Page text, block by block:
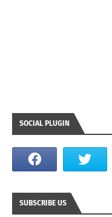
SOCIAL PLUGIN
SUBSCRIBE US